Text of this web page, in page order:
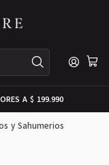
A $ 199.990
y Sahumerios